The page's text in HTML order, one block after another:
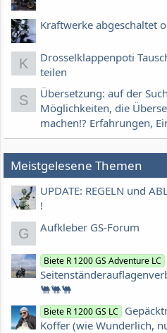
Kraftwerke abgeschaltet
K
Drosselklappenpoti
teilen
S
Übersetzung: auf der
Möglichkeiten, die
machen!? Erfahrungen,
Meistgelesene Themen
UPDATE: REGELN und
!
G Aufkleber GS-Forum
Biete R 1200 GS Adventure LC
🐫🐫🐫
Biete R 1200 GS LC
Koffer (wie Wunderlich,